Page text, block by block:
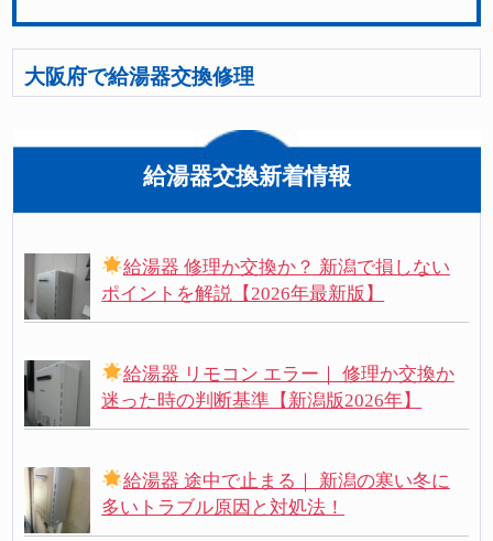
大阪府で給湯器交換修理
給湯器交換新着情報
給湯器 修理か交換か？ 新潟で損しない
ポイントを解説【2026年最新版】
給湯器 リモコン エラー｜ 修理か交換か
迷った時の判断基準【新潟版2026年】
給湯器 途中で止まる｜ 新潟の寒い冬に
多いトラブル原因と対処法！